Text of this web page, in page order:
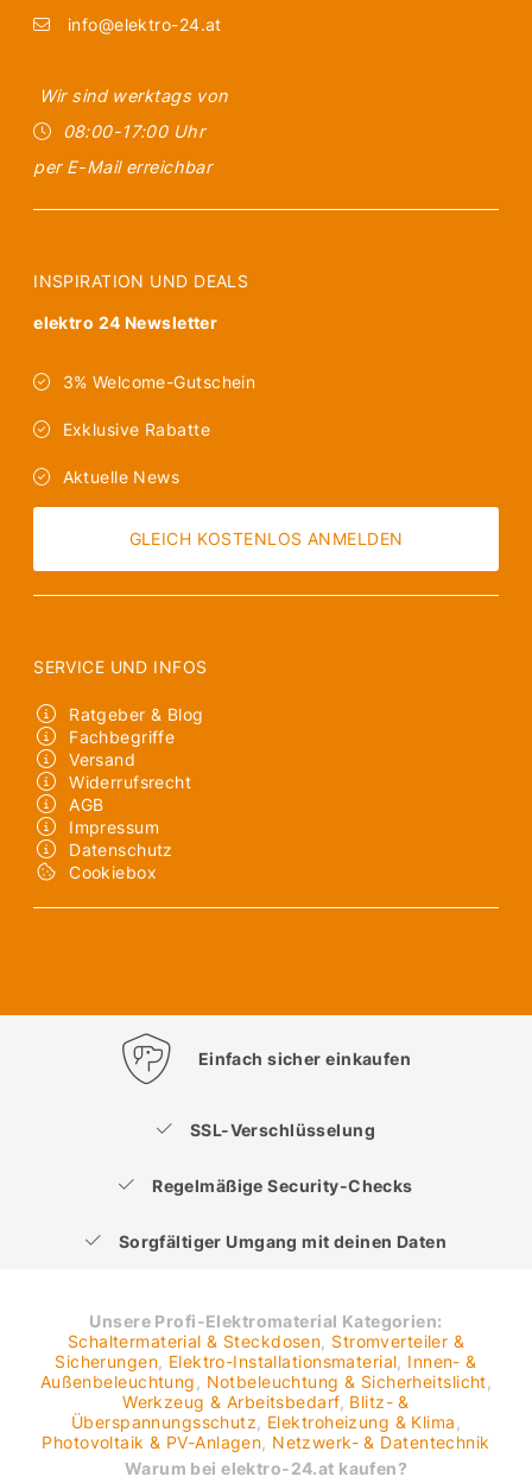
info@elektro-24.at
Wir sind werktags von
08:00-17:00 Uhr
per E-Mail erreichbar
INSPIRATION UND DEALS
elektro 24 Newsletter
3% Welcome-Gutschein
Exklusive Rabatte
Aktuelle News
GLEICH KOSTENLOS ANMELDEN
SERVICE UND INFOS
Ratgeber & Blog
Fachbegriffe
Versand
Widerrufsrecht
AGB
Impressum
Datenschutz
Cookiebox
Einfach sicher einkaufen
SSL-Verschlüsselung
Regelmäßige Security-Checks
Sorgfältiger Umgang mit deinen Daten
Unsere Profi-Elektromaterial Kategorien:
Schaltermaterial & Steckdosen Stromverteiler &
Sicherungen Elektro-Installationsmaterial Innen- &
Außenbeleuchtung
Notbeleuchtung & Sicherheitslicht
Werkzeug & Arbeitsbedarf, Blitz- &
Überspannungsschutz
Elektroheizung & Klima
Photovoltaik & PV-Anlagen Netzwerk- & Datentechnik
Warum bei elektro-24.at kaufen?